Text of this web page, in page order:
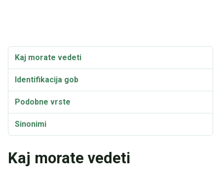
Kaj morate vedeti
Identifikacija gob
Podobne vrste
Sinonimi
Kaj morate vedeti